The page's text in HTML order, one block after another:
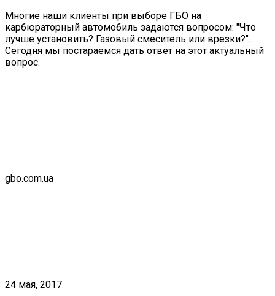
Многие наши клиенты при выборе ГБО на
карбюраторный автомобиль задаются вопросом: "Что
лучше установить? Газовый смеситель или врезки?".
Сегодня мы постараемся дать ответ на этот актуальный
вопрос.
gbo.com.ua
24 мая, 2017